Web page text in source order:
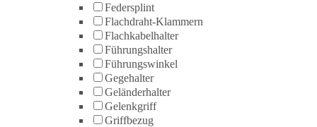
Federsplint
Flachdraht-Klammern
Flachkabelhalter
Führungshalter
Führungswinkel
Gegehalter
Geländerhalter
Gelenkgriff
Griffbezug